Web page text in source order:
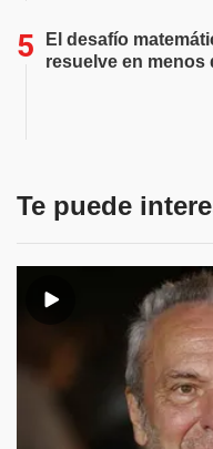
El desafío
resuelve en menos
Te puede